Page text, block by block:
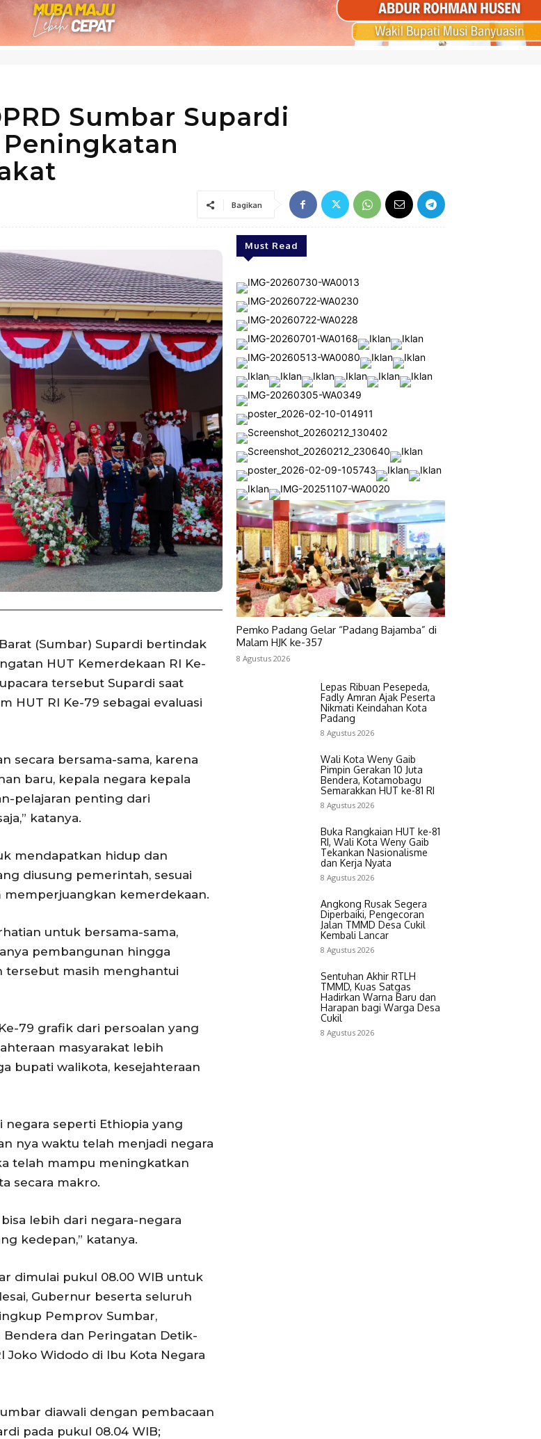
Sumbar Supardi
Bagikan
(Sumbar) Supardi bertindak
HUT Kemerdekaan RI Ke-
tersebut Supardi saat
HUT RI Ke-79 sebagai evaluasi
secara bersama-sama, karena
baru, kepala negara kepala
pelajaran penting dari
katanya.
mendapatkan hidup dan
diusung pemerintah, sesuai
kemerdekaan.
untuk bersama-sama,
pembangunan hingga
tersebut masih menghantui
79 grafik dari persoalan yang
masyarakat lebih
bupati walikota, kesejahteraan
negara seperti Ethiopia yang
nya waktu telah menjadi negara
telah mampu meningkatkan
secara makro.
lebih dari negara-negara
kedepan,” katanya.
dimulai pukul 08.00 WIB untuk
Gubernur beserta seluruh
Pemprov Sumbar,
dan Peringatan Detik-
Widodo di Ibu Kota Negara
diawali dengan pembacaan
pada pukul 08.04 WIB;
Must Read
Pemko Padang Gelar “Padang Bajamba” di
Malam HJK ke-357
8 Agustus 2026
Lepas Ribuan Pesepeda,
Fadly Amran Ajak Peserta
Nikmati Keindahan Kota
Padang
8 Agustus 2026
Wali Kota Weny Gaib
Pimpin Gerakan 10 Juta
Bendera, Kotamobagu
Semarakkan HUT ke-81 RI
8 Agustus 2026
Buka Rangkaian HUT ke-81
RI, Wali Kota Weny Gaib
Tekankan Nasionalisme
dan Kerja Nyata
8 Agustus 2026
Angkong Rusak Segera
Diperbaiki, Pengecoran
Jalan TMMD Desa Cukil
Kembali Lancar
8 Agustus 2026
Sentuhan Akhir RTLH
TMMD, Kuas Satgas
Hadirkan Warna Baru dan
Harapan bagi Warga Desa
Cukil
8 Agustus 2026